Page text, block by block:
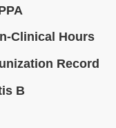
Clinical Hours
Record
B